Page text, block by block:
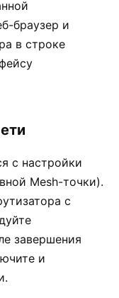
браузер и
в строке
с настройки
Mesh-точки).
с
завершения
и